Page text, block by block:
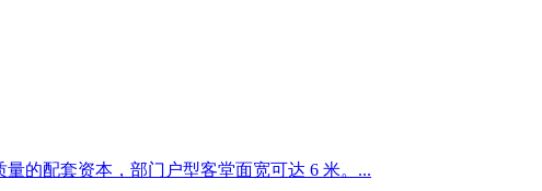
的配套资本，部门户型客堂面宽可达 6 米。...